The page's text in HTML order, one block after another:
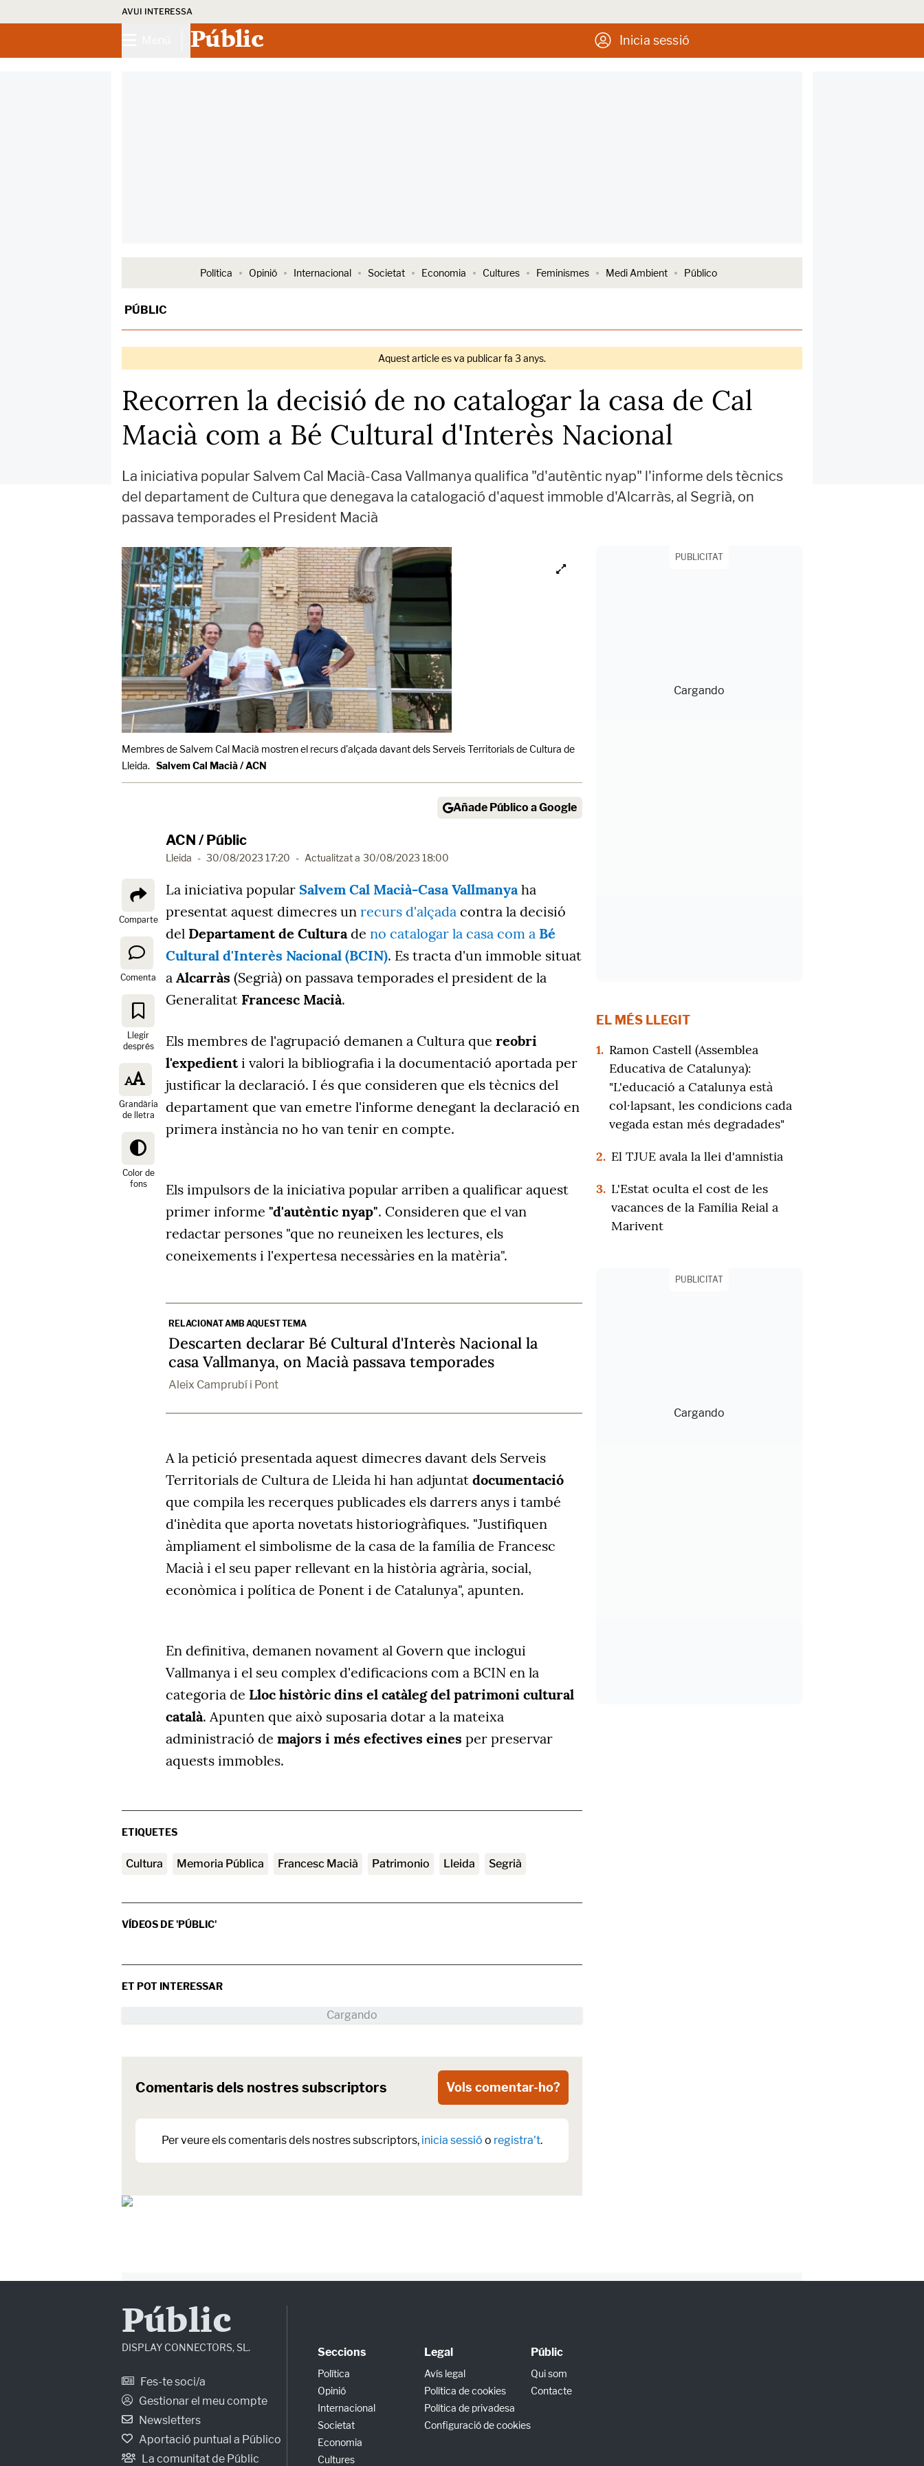
AVUI INTERESSA
Públic Inicia sessió
Política Opinió Internacional Societat Economia Cultures Feminismes Medi Ambient Público
PÚBLIC
Aquest article es va publicar fa 3 anys.
Recorren la decisió de no catalogar la casa de Cal
Macià com a Bé Cultural d'Interès Nacional
La iniciativa popular Salvem Cal Macià-Casa Vallmanya qualifica "d'autèntic nyap" l'informe dels tècnics
del departament de Cultura que denegava la catalogació d'aquest immoble d'Alcarràs, al Segrià, on
passava temporades el President Macià
Membres de Salvem Cal Macià mostren el recurs d'alçada davant dels Serveis Territorials de Cultura de
Lleida. Salvem Cal Macià / ACN
Añade Público a Google
ACN / Públic
Lleida - 30/08/2023 17:20 - Actualitzat a 30/08/2023 18:00
Comparte
Comenta
Llegir
després
Grandària
de lletra
Color de
fons
La iniciativa popular Salvem Cal Macià-Casa Vallmanyaha
presentat aquest dimecres un recurs d'alçada contra la decisió
del Departament de Culturade no catalogar la casa com a Bé
Cultural d'Interès Nacional (BCIN). Es tracta d'un immoble situat
a Alcarràs (Segrià) on passava temporades el president de la
Generalitat Francesc Macià.
Els membres de l'agrupació demanen a Cultura que reobri
l'expedienti valori la bibliografia i la documentació aportada per
justificar la declaració. I és que consideren que els tècnics del
departament que van emetre l'informe denegant la declaració en
primera instància no ho van tenir en compte.
Els impulsors de la iniciativa popular arriben a qualificar aquest
primer informe "d'autèntic nyap". Consideren que el van
redactar persones "que no reuneixen les lectures, els
coneixements i l'expertesa necessàries en la matèria".
RELACIONAT AMB AQUEST TEMA
Descarten declarar Bé Cultural d'Interès Nacional la
casa Vallmanya, on Macià passava temporades
Aleix Camprubí i Pont
A la petició presentada aquest dimecres davant dels Serveis
Territorials de Cultura de Lleida hi han adjuntat documentació
que compila les recerques publicades els darrers anys i també
d'inèdita que aporta novetats historiogràfiques. "Justifiquen
àmpliament el simbolisme de la casa de la família de Francesc
Macià i el seu paper rellevant en la història agrària, social,
econòmica i política de Ponent i de Catalunya", apunten.
En definitiva, demanen novament al Govern que inclogui
Vallmanya i el seu complex d'edificacions com a BCIN en la
categoria de Lloc històric dins el catàleg del patrimoni cultural
català. Apunten que això suposaria dotar a la mateixa
administració de majors i més efectives eines per preservar
aquests immobles.
ETIQUETES
Cultura Memoria Pública Francesc Macià patrimonio Lleida Segrià
VÍDEOS DE 'PÚBLIC'
ET POT INTERESSAR
Comentaris dels nostres subscriptors Vols comentar-ho?
Per veure els comentaris dels nostres subscriptors, inicia sessió o registra't.
PUBLICITAT
EL MÉS LLEGIT
1. Ramon Castell (Assemblea
Educativa de Catalunya):
"L'educació a Catalunya està
col·lapsant, les condicions cada
vegada estan més degradades"
2. El TJUE avala la llei d'amnistia
3. L'Estat oculta el cost de les
vacances de la Família Reial a
Marivent
PUBLICITAT
Públic
DISPLAY CONNECTORS, SL.
Fes-te soci/a
Gestionar el meu compte
Newsletters
Aportació puntual a Público
La comunitat de Públic
Seccions
Política
Opinió
Internacional
Societat
Economia
Cultures
Legal
Avís legal
Política de cookies
Política de privadesa
Configuració de cookies
Públic
Qui som
Contacte